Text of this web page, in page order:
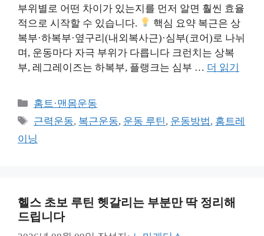
부위별로 어떤 차이가 있는지를 먼저 알면 훨씬 효율
적으로 시작할 수 있습니다.
핵심 요약 복근은 상
복부·하복부·옆구리(내외복사근)·심부(코어)로 나뉘
며, 운동마다 자극 부위가 다릅니다 크런치는 상복
부, 레그레이즈는 하복부, 플랭크는 심부 … 더 읽기
카
테
리
홈트·맨몸운동
태
그
근력운동, 복근운동, 운동 루틴 , 운동방법, 홈트레
이닝
헬스 초보 루틴 헷갈리는 부분만 딱 정리해
드립니다